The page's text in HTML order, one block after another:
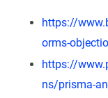
https://
orms-
https://
ns/prisma-